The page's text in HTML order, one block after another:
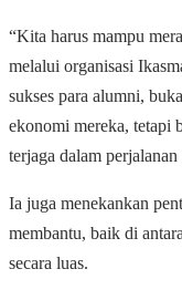
“Kita harus mampu
melalui organisasi
sukses para alumni,
ekonomi mereka, tetapi
terjaga dalam
Ia juga menekankan
membantu, baik di
secara luas.